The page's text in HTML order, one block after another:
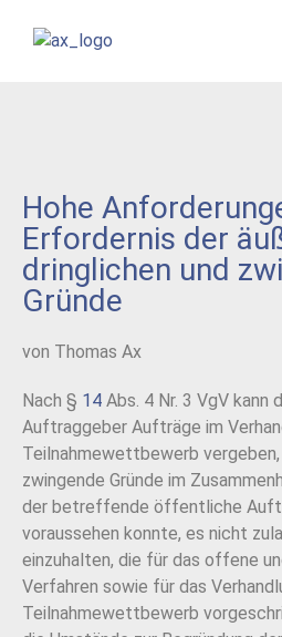
Hohe
Erfordernis der
dringlichen und
Gründe
von Thomas Ax
Nach § 14 Abs. 4 Nr. 3 VgV
Auftraggeber Aufträge im
Teilnahmewettbewerb
zwingende Gründe im
der betreffende öffentliche
voraussehen konnte, es nicht
einzuhalten, die für das offene
Verfahren sowie für das
Teilnahmewettbewerb